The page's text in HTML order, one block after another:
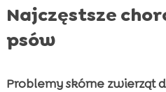
Najczęstsze
psów
Problemy skórne zwierząt